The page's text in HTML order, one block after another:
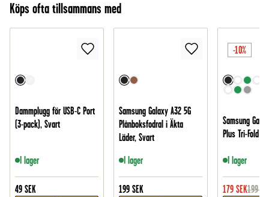
Köps ofta tillsammans med
Dammplugg för USB-C Port
(3-pack), Svart
I lager
49 SEK
Samsung Galaxy A32 5G
Plånboksfodral i Äkta
Läder, Svart
I lager
199 SEK
-10%
Samsung
Plus Tri-Fold
I lager
179 SEK199